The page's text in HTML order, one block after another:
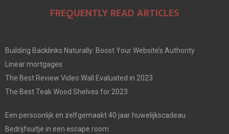
FREQUENTLY READ ARTICLES
Building Backlinks Naturally: Boost Your Website’s Authority
Linear mortgages
The Best Review Video Wall Evaluated in 2023
The Best Teak Wood Shelves for 2023
Een persoonlijk en zelfgemaakt 40 jaar huwelijkscadeau
Bedrijfsuitje in een escape room